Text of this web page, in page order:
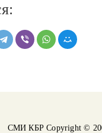
СМИ КБРCopyright ©